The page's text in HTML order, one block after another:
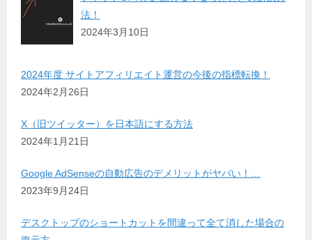
法！
2024年3月10日
2024年度 サイトアフィリエイト運営の今後の指標転換！
2024年2月26日
X（旧ツイッター）を日本語にする方法
2024年1月21日
Google AdSenseの自動広告のデメリットがヤバい！…
2023年9月24日
デスクトップのショートカットを間違って全て消した場合の